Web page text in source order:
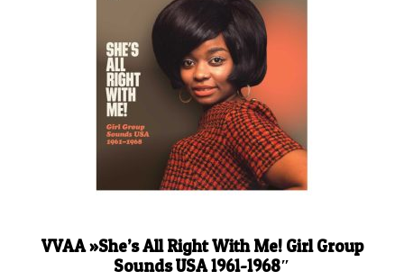
VVAA ‎»She’s All Right With Me! Girl Group
Sounds USA 1961-1968″